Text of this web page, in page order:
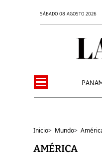
SÁBADO 08 AGOSTO 2026
Inicio> Mundo>
AMÉRICA